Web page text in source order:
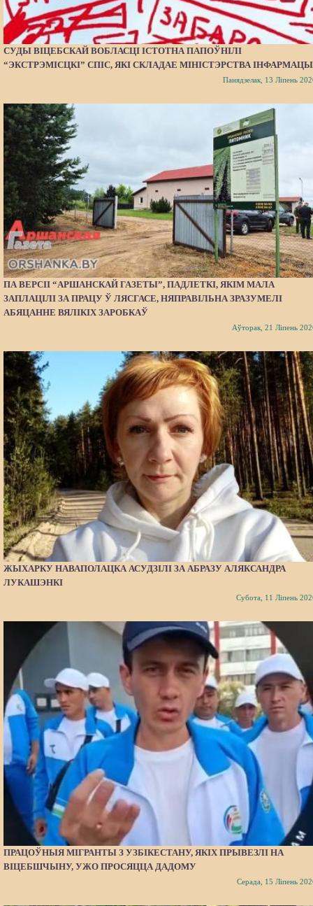
СУДЫ ВІЦЕБСКАЙ ВОБЛАСЦІ ІСТОТНА ПАПОЎНІЛІ
“ЭКСТРЭМІСЦКІ” СПІС, ЯКІ СКЛАДАЕ МІНІСТЭРСТВА
Панядзелак, 13 Ліпень
ПА ВЕРСІІ “АРШАНСКАЙ ГАЗЕТЫ”, ПАДЛЕТКІ, ЯКІМ МАЛА
ЗАПЛАЦІЛІ ЗА ПРАЦУ Ў ЛЯСГАСЕ, НЯПРАВІЛЬНА ЗРАЗУМЕЛІ
АБЯЦАННЕ ВЯЛІКІХ ЗАРОБКАЎ
Аўторак, 21 Ліпень
ЖЫХАРКУ НАВАПОЛАЦКА АСУДЗІЛІ ЗА АБРАЗУ АЛЯКСАНДРА
ЛУКАШЭНКІ
Субота, 11 Ліпень
ПРАЦОЎНЫЯ МІГРАНТЫ З УЗБІКЕСТАНУ, ЯКІХ ПРЫВЕЗЛІ НА
ВІЦЕБШЧЫНУ, УЖО ПРОСЯЦЦА ДАДОМУ
Серада, 15 Ліпень